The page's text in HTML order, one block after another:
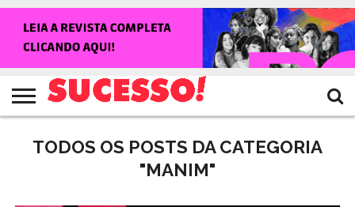
NOTÍCIAS
SHOWS
ENTREVISTAS
CLIQUES
RANKING
CROWLEY
TV
SUCESSO!
REVISTA
SUCESSO!
TODOS OS POSTS DA CATEGORIA
"MANIM"